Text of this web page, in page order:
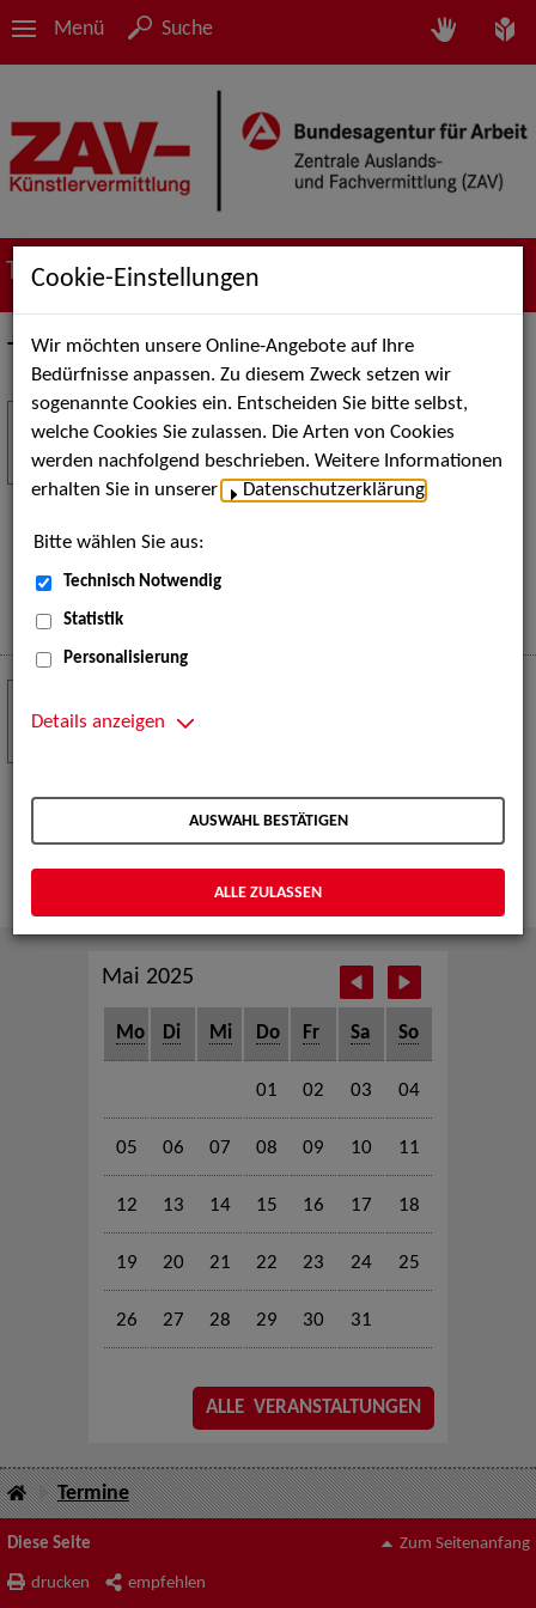
Menü Suche
Termine
Termine
Stuttgart Street Art
Kunst, Live-Acts und Aktionen für Kinder und
Familien. Die Stuttgart Street Art verwandelt den
eine große Open-Air-Bühne voller Akrobatik, Tanz,
Musik und beeindruckender Live-Performances.
Mehr
18
JUL
Serienfestival Weimar
TeleVisionale – Film- und Serienfestival in Weimar
und Eventpartnerin des Crew Call Weimar.
Mehr
NOV
Mai 2025
Mo Di Mi Do Fr Sa So
01 02 03 04
05 06 07 08 09 10 11
12 13 14 15 16 17 18
19 20 21 22 23 24 25
26 27 28 29 30 31
ALLE VERANSTALTUNGEN
Termine
Diese Seite
drucken empfehlen
Zum Seitenanfang
Cookie-Einstellungen
Wir möchten unsere Online-Angebote auf Ihre
Bedürfnisse anpassen. Zu diesem Zweck setzen wir
sogenannte Cookies ein. Entscheiden Sie bitte selbst,
welche Cookies Sie zulassen. Die Arten von Cookies
werden nachfolgend beschrieben. Weitere Informationen
erhalten Sie in unserer
Datenschutzerklärung
Bitte wählen Sie aus:
Technisch Notwendig
Statistik
Personalisierung
Details anzeigen
AUSWAHL BESTÄTIGEN
ALLE ZULASSEN